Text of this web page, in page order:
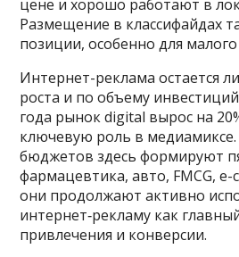
цене и хорошо работают в
Размещение в классифайдах
позиции, особенно для малого
Интернет-реклама остается
роста и по объему
года рынок digital вырос на
ключевую роль в
бюджетов здесь формируют
фармацевтика, авто, FMCG,
они продолжают активно
интернет‑рекламу как
привлечения и конверсии.